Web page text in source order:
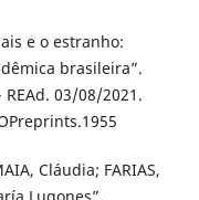
e o estranho:
brasileira”.
03/08/2021.
Cláudia; FARIAS,